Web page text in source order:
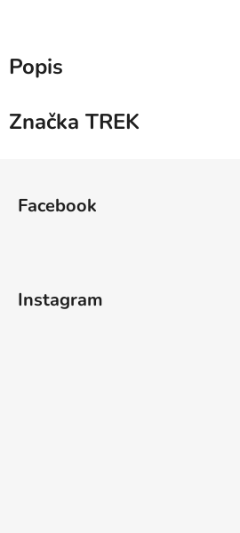
Popis
Značka TREK
Facebook
Instagram